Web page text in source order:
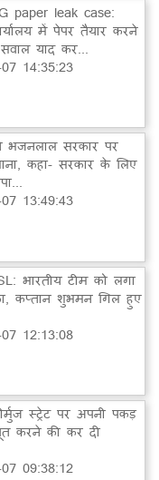
paper leak case:
में पेपर तैयार करने
याद कर...
14:35:23
भजनलाल सरकार पर
कहा- सरकार के लिए
13:49:43
भारतीय टीम को लगा
कप्तान शुभमन गिल हुए
12:13:08
स्ट्रेट पर अपनी पकड़
करने की कर दी
09:38:12